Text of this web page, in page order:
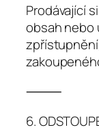
Prodávající
obsah nebo
⸻
6.